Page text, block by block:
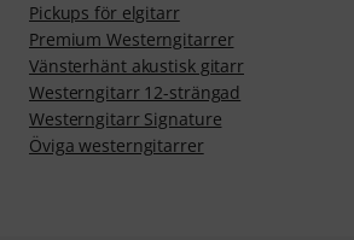
Pickups för elgitarr
Premium Westerngitarrer
Vänsterhänt akustisk gitarr
Westerngitarr 12-strängad
Westerngitarr Signature
Öviga westerngitarrer